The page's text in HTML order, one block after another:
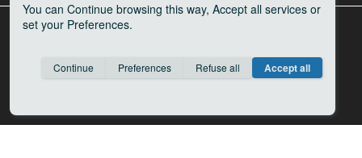
www.neropaco.net
Informazioni trasparenza
erogazioni pubbliche
You can Continue browsing this way, Accept all services or
set your Preferences.
Consent cookie learn more
Google Analytics about
Continue Preferences Refuse all Accept all
Anonymous Invisible Save